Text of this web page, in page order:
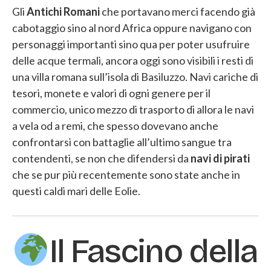
GliAntichi Romaniche portavano merci facendo già
cabotaggio sino al nord Africa oppure navigano con
personaggi importanti sino qua per poter usufruire
delle acque termali, ancora oggi sono visibili i resti di
una villa romana sull’isola di Basiluzzo. Navi cariche di
tesori, monete e valori di ogni genere per il
commercio, unico mezzo di trasporto di allora le navi
a vela od a remi, che spesso dovevano anche
confrontarsi con battaglie all’ultimo sangue tra
contendenti, se non che difendersi da navi di pirati
che se pur più recentemente sono state anche in
questi caldi mari delle Eolie.
Il Fascino della